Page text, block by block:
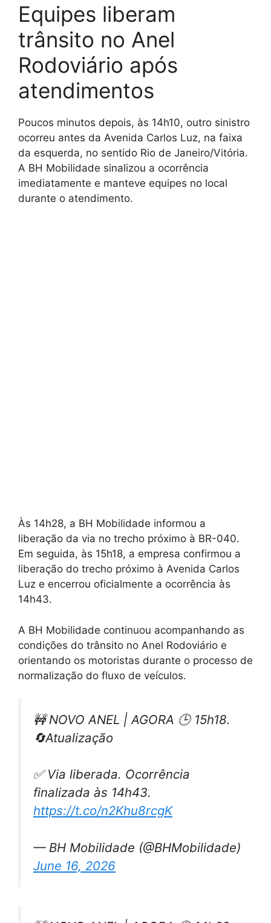
Equipes liberam
trânsito no Anel
Rodoviário após
atendimentos
Poucos minutos depois, às 14h10, outro sinistro
ocorreu antes da Avenida Carlos Luz, na faixa
da esquerda, no sentido Rio de Janeiro/Vitória.
A BH Mobilidade sinalizou a ocorrência
imediatamente e manteve equipes no local
durante o atendimento.
Às 14h28, a BH Mobilidade informou a
liberação da via no trecho próximo à BR-040.
Em seguida, às 15h18, a empresa confirmou a
liberação do trecho próximo à Avenida Carlos
Luz e encerrou oficialmente a ocorrência às
14h43.
A BH Mobilidade continuou acompanhando as
condições do trânsito no Anel Rodoviário e
orientando os motoristas durante o processo de
normalização do fluxo de veículos.
🚧 NOVO ANEL | AGORA 🕒 15h18.
🔄Atualização
✅ Via liberada. Ocorrência
finalizada às 14h43.
https://t.co/n2Khu8rcgK
— BH Mobilidade (@BHMobilidade)
June 16, 2026